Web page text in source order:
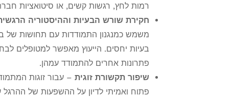
רמות לחץ, רגשות קשים, או סיטואציות
חקירת שורש הבעיות וההיסטוריה
משמש כמנגנון התמודדות עם תחושות של
בעיות יחסים. הייעוץ מאפשר למטופלים
פתרונות אחרים להתמודד עמהן.
שיפור תקשורת זוגית – עבור זוגות
פתוח ואמיתי לדיון על ההשפעות של ההרגל